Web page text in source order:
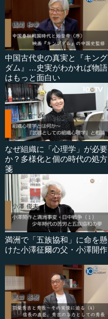
中国古代史の真実と『キング
ダム』…史実がわかれば物語
はもっと面白い
なぜ組織に「心理学」が必要
か？多様化と個の時代の処方
箋
満洲で「五族協和」に命を懸
けた小澤征爾の父・小澤開作